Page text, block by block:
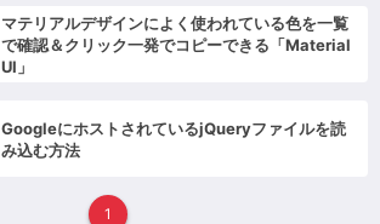
マテリアルデザインによく使われている色を一覧
で確認＆クリック一発でコピーできる「Material
UI」
GoogleにホストされているjQueryファイルを読
み込む方法
1